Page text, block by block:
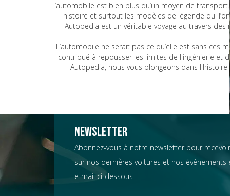
Bugatti
CG
Chevrolet
Chrysler
L’automobile est bien plus qu’un moyen de
histoire et surtout les modèles de légende qui
Autopedia est un véritable voyage au travers
L’automobile ne serait pas ce qu’elle est sans
contribué à repousser les limites de l'ingénierie et
Autopedia, nous vous plongeons dans
Newsletter
Abonnez-vous à notre newsletter pour
sur nos dernières voitures et nos événements
e-mail ci-dessous :